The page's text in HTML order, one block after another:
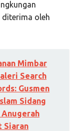
diterima oleh
Mimbar
Search
Gusmen
Sidang
Siaran